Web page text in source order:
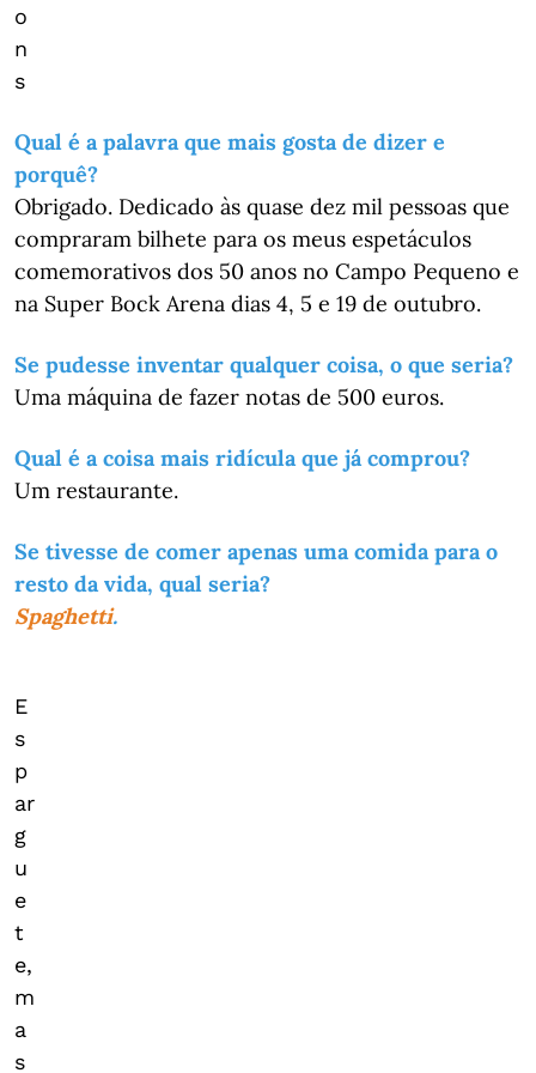
o
n
s
Qual é a palavra que mais gosta de dizer e
porquê?
Obrigado. Dedicado às quase dez mil pessoas que
compraram bilhete para os meus espetáculos
comemorativos dos 50 anos no Campo Pequeno e
na Super Bock Arena dias 4, 5 e 19 de outubro.
Se pudesse inventar qualquer coisa, o que seria?
Uma máquina de fazer notas de 500 euros.
Qual é a coisa mais ridícula que já comprou?
Um restaurante.
Se tivesse de comer apenas uma comida para o
resto da vida, qual seria?
Spaghetti.
E
s
p
ar
g
u
e
t
e,
m
a
s